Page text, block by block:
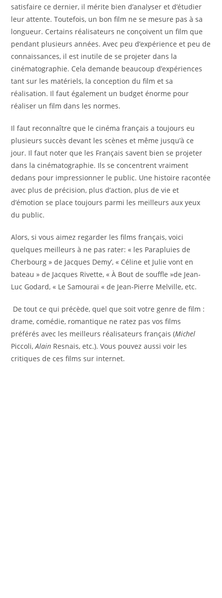
satisfaire ce dernier, il mérite bien d’analyser et d’étudier
leur attente. Toutefois, un bon film ne se mesure pas à sa
longueur. Certains réalisateurs ne conçoivent un film que
pendant plusieurs années. Avec peu d’expérience et peu de
connaissances, il est inutile de se projeter dans la
cinématographie. Cela demande beaucoup d’expériences
tant sur les matériels, la conception du film et sa
réalisation. Il faut également un budget énorme pour
réaliser un film dans les normes.
Il faut reconnaître que le cinéma français a toujours eu
plusieurs succès devant les scènes et même jusqu’à ce
jour. Il faut noter que les Français savent bien se projeter
dans la cinématographie. Ils se concentrent vraiment
dedans pour impressionner le public. Une histoire racontée
avec plus de précision, plus d’action, plus de vie et
d’émotion se place toujours parmi les meilleurs aux yeux
du public.
Alors, si vous aimez regarder les films français, voici
quelques meilleurs à ne pas rater: « les Parapluies de
Cherbourg » de Jacques Demy’, « Céline et Julie vont en
bateau » de Jacques Rivette, « À Bout de souffle »de Jean-
Luc Godard, « Le Samouraï « de Jean-Pierre Melville, etc.
De tout ce qui précède, quel que soit votre genre de film :
drame, comédie, romantique ne ratez pas vos films
préférés avec les meilleurs réalisateurs français (Michel
Piccoli,Alain Resnais, etc.). Vous pouvez aussi voir les
critiques de ces films sur internet.